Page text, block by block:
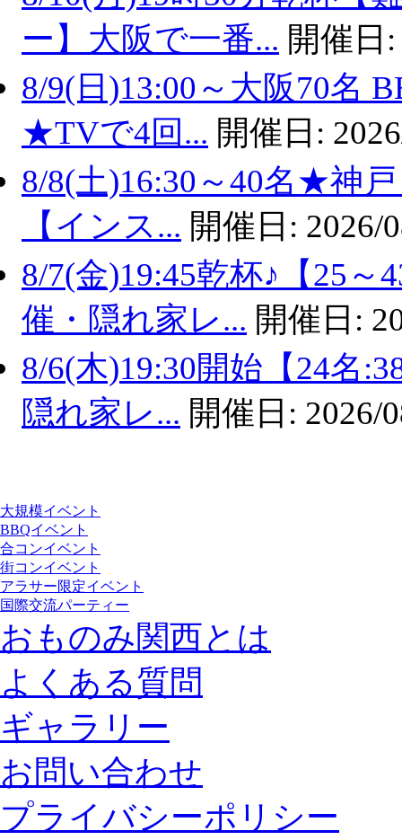
ー】大阪で一番... 開催日
8/9(日)13:00～大阪70名
★TVで4回... 開催日:
8/8(土)16:30～40名★神
【インス... 開催日: 2026/
8/7(金)19:45乾杯♪【25
催・隠れ家レ... 開催日:
8/6(木)19:30開始【24名
隠れ家レ... 開催日: 2026/
大規模イベント
BBQイベント
合コンイベント
街コンイベント
アラサー限定イベント
国際交流パーティー
おものみ関西とは
よくある質問
ギャラリー
お問い合わせ
プライバシーポリシー